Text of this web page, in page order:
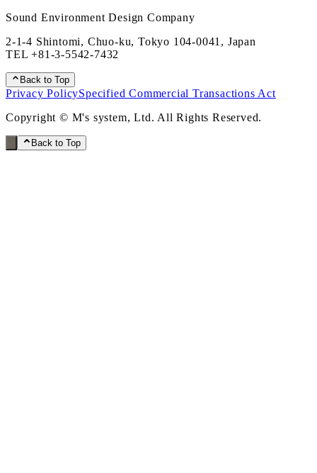
Sound Environment Design Company
2-1-4 Shintomi, Chuo-ku, Tokyo 104-0041, Japan
TEL+81-3-5542-7432
Back to Top
Privacy PolicySpecified Commercial Transactions Act
Copyright © M's system, Ltd. All Rights Reserved.
Back to Top